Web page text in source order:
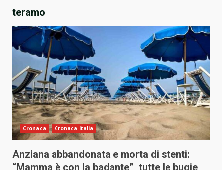
teramo
Cronaca Cronaca Italia
Anziana abbandonata e morta di stenti:
“Mamma è con la badante”, tutte le bugie